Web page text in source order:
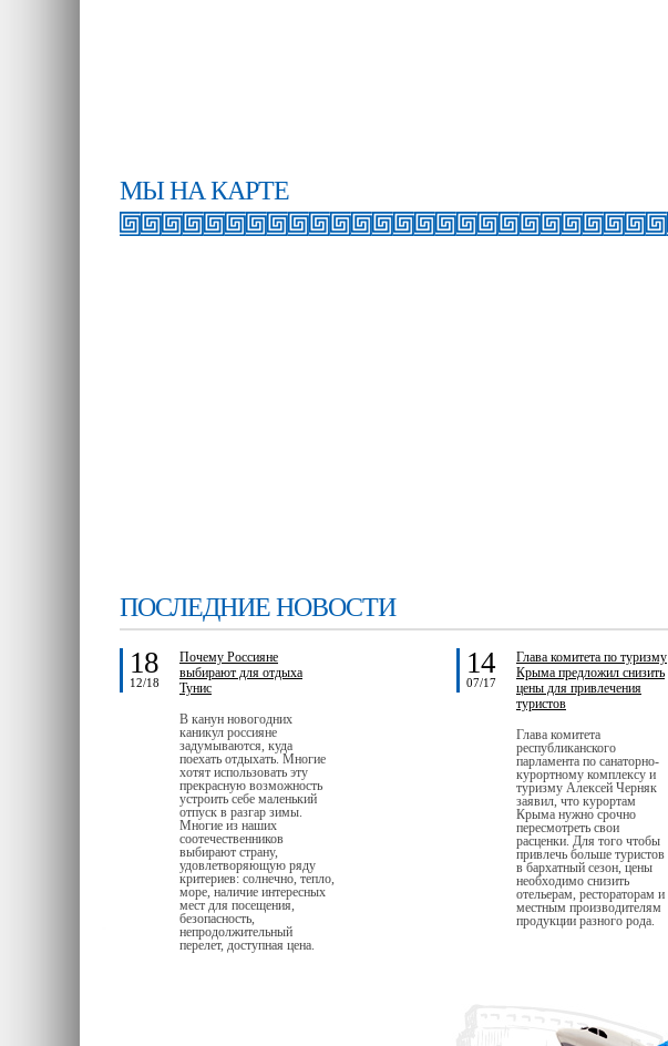
МЫ НА КАРТЕ
ПОСЛЕДНИЕ НОВОСТИ
18
12/18
Почему Россияне
выбирают для отдыха
Тунис
В канун новогодних
каникул россияне
задумываются, куда
поехать отдыхать. Многие
хотят использовать эту
прекрасную возможность
устроить себе маленький
отпуск в разгар зимы.
Многие из наших
соотечественников
выбирают страну,
удовлетворяющую ряду
критериев: солнечно, тепло,
море, наличие интересных
мест для посещения,
безопасность,
непродолжительный
перелет, доступная цена.
14
07/17
Глава комитета по туризму
Крыма предложил снизить
цены для привлечения
туристов
Глава комитета
республиканского
парламента по санаторно-
курортному комплексу и
туризму Алексей Черняк
заявил, что курортам
Крыма нужно срочно
пересмотреть свои
расценки. Для того чтобы
привлечь больше туристов
в бархатный сезон, цены
необходимо снизить
отельерам, рестораторам и
местным производителям
продукции разного рода.